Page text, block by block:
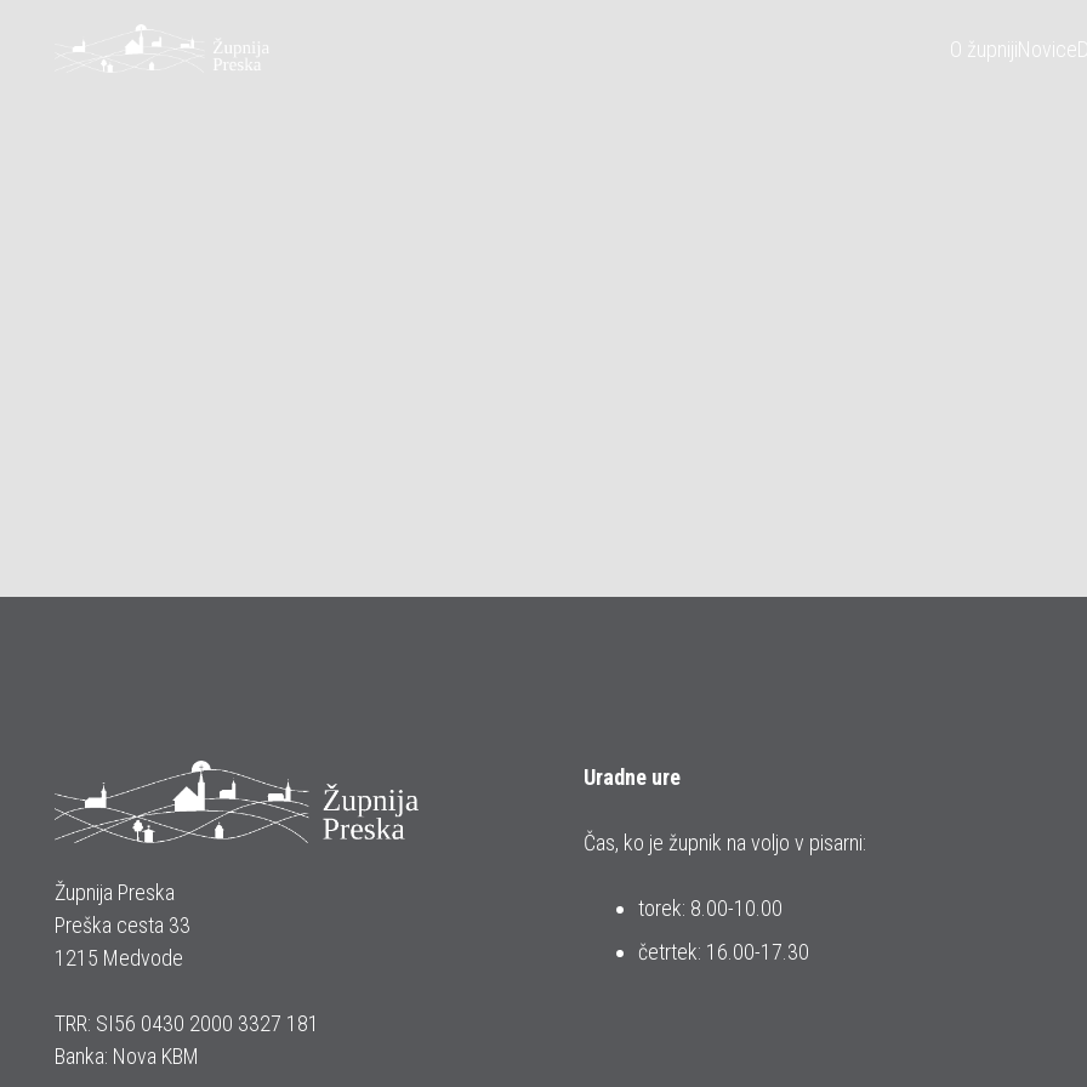
O župnijiNovice
Župnija Preska
Preška cesta 33
1215 Medvode
TRR: SI56 0430 2000 3327 181
Banka: Nova KBM
Uradne ure
Čas, ko je župnik na voljo v pisarni:
torek: 8.00-10.00
četrtek: 16.00-17.30